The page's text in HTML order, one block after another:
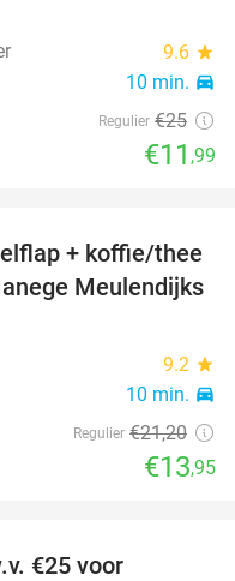
9.6 star
10 min. directions_car
Regulier €25
€11 ,99
34%
+ koffie/thee
Meulendijks
9.2 star
10 min. directions_car
Regulier €21,20
€13,95
€25 voor